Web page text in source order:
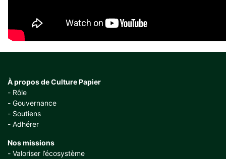
À propos de Culture Papier
Rôle
Gouvernance
Soutiens
Adhérer
Nos missions
Valoriser l’écosystème